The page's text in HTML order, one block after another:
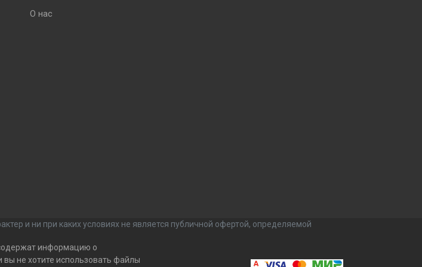
О нас
и ни при каких условиях не является публичной офертой, определяемой
информацию о
не хотите использовать файлы